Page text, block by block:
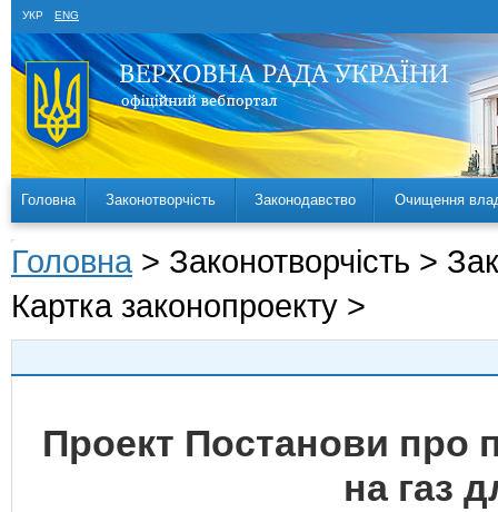
УКР ENG
Головна Законотворчість Законодавство Очищення
Головна > Законотворчість >
Картка законопроекту >
Проект Постанови про
на газ